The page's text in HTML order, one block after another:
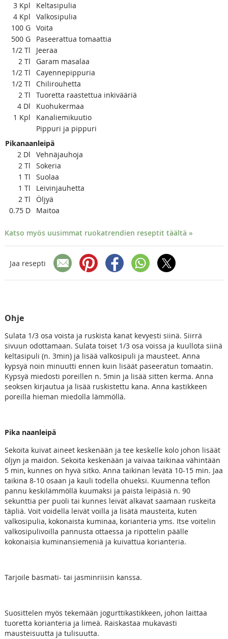
3 Kpl
Keltasipulia
4 Kpl
Valkosipulia
100 G Voita
500 G
Paseerattua tomaattia
1/2 Tl
Jeeraa
2 Tl
Garam masalaa
1/2 Tl
Cayennepippuria
1/2 Tl
Chilirouhetta
2 Tl
Tuoretta raastettua inkivääriä
4 Dl
Kuohukermaa
1 Kpl
Kanaliemikuutio
Pippuri ja pippuri
Pikanaanleipä
2 Dl
Vehnäjauhoja
2 Tl
Sokeria
1 Tl
Suolaa
1 Tl
Leivinjauhetta
2 Tl
Öljyä
0.75 D Maitoa
Katso myös uusimmat ruokatrendien reseptit täältä »
Jaa resepti
Ohje
Sulata 1/3 osa voista ja ruskista kanat kevyesti siinä. Siirrä
sivuun odottamaan. Sulata toiset 1/3 osa voissa ja kuullota siinä
keltasipuli (n. 3min) ja lisää valkosipuli ja mausteet. Anna
kypsyä noin minuutti ennen kuin lisäät paseeratun tomaatin.
Kypsyä miedosti poreillen n. 5min ja lisää sitten kerma. Anna
seoksen kirjautua ja lisää ruskistettu kana. Anna kastikkeen
poreilla hieman miedolla lämmöllä.
Pika naanleipä
Sekoita kuivat aineet keskenään ja tee keskelle kolo johon lisäät
öljyn ja maidon. Sekoita keskenään ja vaivaa taikinaa vähintään
5 min, kunnes on hyvä sitko. Anna taikinan levätä 10-15 min. Jaa
taikina 8-10 osaan ja kauli todella ohueksi. Kuumenna teflon
pannu keskilämmöllä kuumaksi ja paista leipäsiä n. 90
sekunttia per puoli tai kunnes leivät alkavat saamaan ruskeita
täpliä. Voit voidella leivät voilla ja lisätä mausteita, kuten
valkosipulia, kokonaista kuminaa, korianteria yms. Itse voitelin
valkosipulivoilla pannusta ottaessa ja ripottelin päälle
kokonaisia kuminansiemeniä ja kuivattua korianteria.
Tarjoile basmati- tai jasminriisin kanssa.
Suosittelen myös tekemään jogurttikastikkeen, johon laittaa
tuoretta korianteria ja limeä. Raiskastaa mukavasti
mausteisuutta ja tulisuutta.